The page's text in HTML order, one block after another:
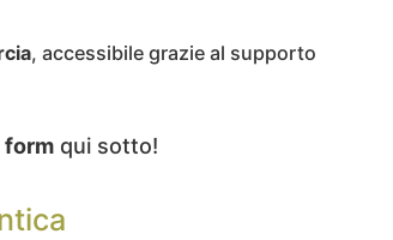
, accessibile grazie al supporto
form qui sotto!